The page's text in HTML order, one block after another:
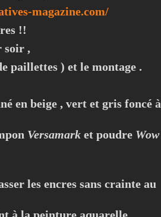
magazine.com/
!!
soir ,
paillettes ) et le montage .
en beige , vert et gris foncé à
Versamark et poudre Wow
les encres sans crainte au